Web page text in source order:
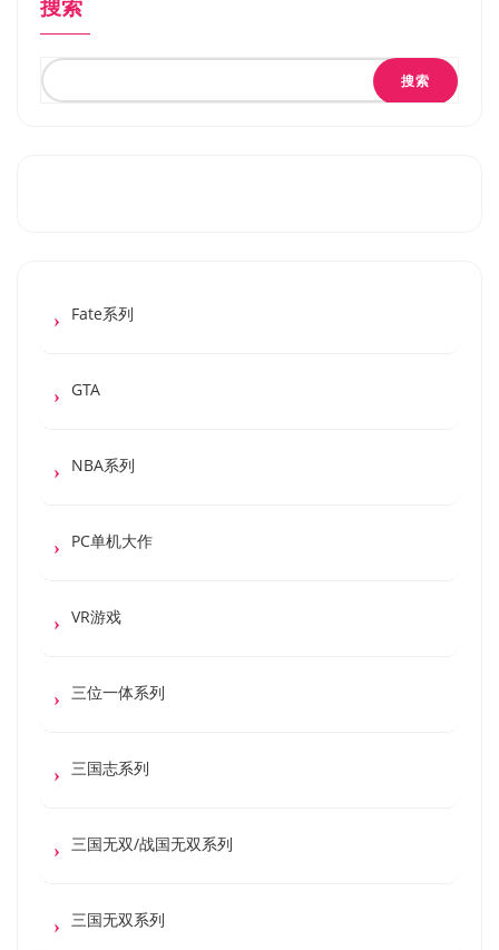
搜索
搜索
Fate系列
GTA
NBA系列
PC单机大作
VR游戏
三位一体系列
三国志系列
三国无双/战国无双系列
三国无双系列